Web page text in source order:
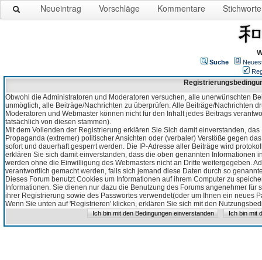
Neueintrag Vorschläge Kommentare Stichworte
Suche
Obwohl die Administratoren und Moderatoren versuchen, alle unerwünschten
unmöglich, alle Beiträge/Nachrichten zu überprüfen. Alle Beiträge/Nachrichten
Moderatoren und Webmaster können nicht für den Inhalt jedes Beitrags
tatsächlich von diesen stammen).
Mit dem Vollenden der Registrierung erklären Sie Sich damit einverstanden,
Propaganda (extremer) politischer Ansichten oder (verbaler) Verstöße gegen
sofort und dauerhaft gesperrt werden. Die IP-Adresse aller Beiträge wird
erklären Sie sich damit einverstanden, dass die oben genannten Informationen
werden ohne die Einwilligung des Webmasters nicht an Dritte weitergegeben.
verantwortlich gemacht werden, falls sich jemand diese Daten durch so
Dieses Forum benutzt Cookies um Informationen auf ihrem Computer zu
Informationen. Sie dienen nur dazu die Benutzung des Forums angenehmer
ihrer Registrierung sowie des Passwortes verwendet(oder um Ihnen ein neues
Wenn Sie unten auf 'Registrieren' klicken, erklären Sie sich mit den